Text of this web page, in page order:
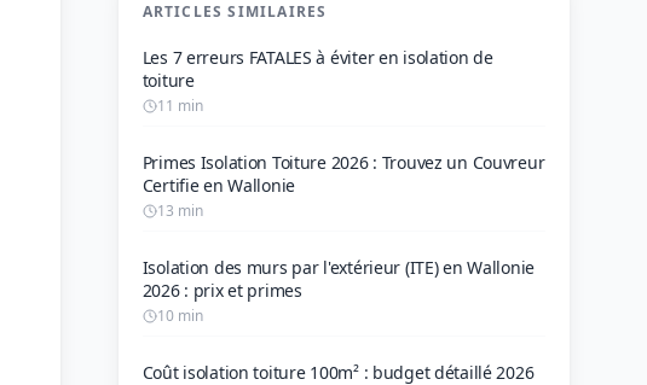
ARTICLES SIMILAIRES
Les 7 erreurs FATALES à éviter en isolation de
toiture
11 min
Primes Isolation Toiture 2026 : Trouvez un Couvreur
Certifie en Wallonie
13 min
Isolation des murs par l'extérieur (ITE) en Wallonie
2026 : prix et primes
10 min
Coût isolation toiture 100m² : budget détaillé 2026